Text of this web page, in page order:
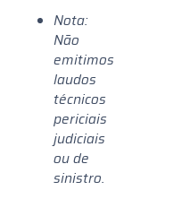
Nota:
Não
emitimos
laudos
técnicos
periciais
judiciais
ou de
sinistro.